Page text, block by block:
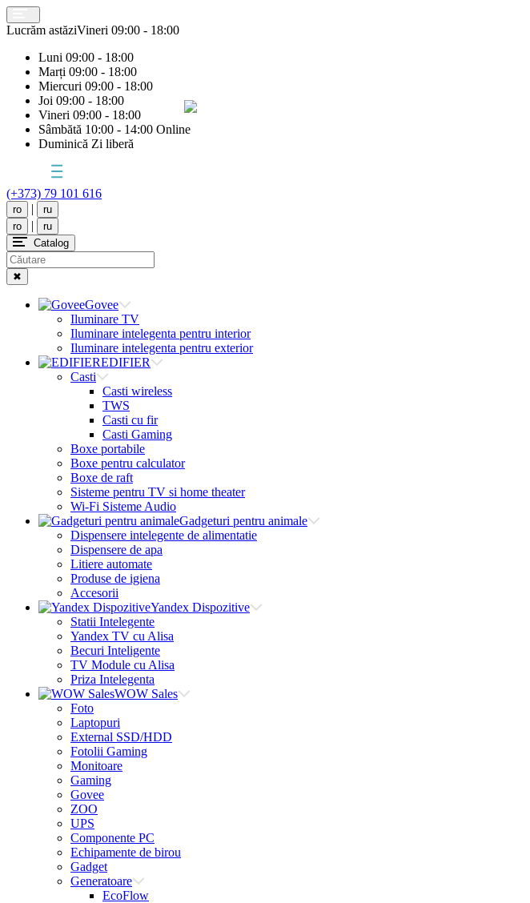
Lucrăm astăziVineri 09:00 - 18:00
Luni 09:00 - 18:00
Marți 09:00 - 18:00
Miercuri 09:00 - 18:00
Joi 09:00 - 18:00
Vineri 09:00 - 18:00
Sâmbătă 10:00 - 14:00 Online
Duminică Zi liberă
(+373) 79 101 616
ro |
ru
ro
|
ru
Catalog
✖
Govee
Iluminare TV
Iluminare intelegenta pentru interior
Iluminare intelegenta pentru exterior
EDIFIER
Casti
Casti wireless
TWS
Casti cu fir
Casti Gaming
Boxe portabile
Boxe pentru calculator
Boxe de raft
Sisteme pentru TV si home theater
Wi-Fi Sisteme Audio
Gadgeturi pentru animale
Dispensere intelegente de alimentatie
Dispensere de apa
Litiere automate
Produse de igiena
Accesorii
Yandex Dispozitive
Statii Intelegente
Yandex TV cu Alisa
Becuri Inteligente
TV Module cu Alisa
Priza Intelegenta
WOW Sales
Foto
Laptopuri
External SSD/HDD
Fotolii Gaming
Monitoare
Gaming
Govee
ZOO
UPS
Componente PC
Echipamente de birou
Gadget
Generatoare
EcoFlow